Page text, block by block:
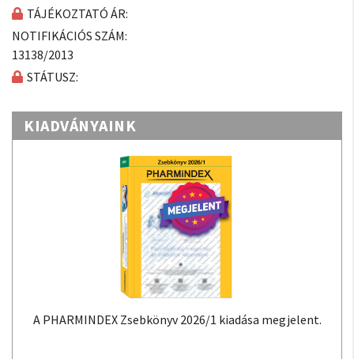
TÁJÉKOZTATÓ ÁR:
NOTIFIKÁCIÓS SZÁM:
13138/2013
STÁTUSZ:
KIADVÁNYAINK
A PHARMINDEX Zsebkönyv 2026/1 kiadása megjelent.